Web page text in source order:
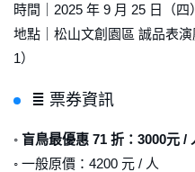
時間｜2025 年 9 月 25 日（四
地點｜松山文創園區 誠品表
1）
≣ 票券資訊
◦ 盲鳥最優惠 71 折：3000元 /
◦ 一般原價：4200 元 / 人